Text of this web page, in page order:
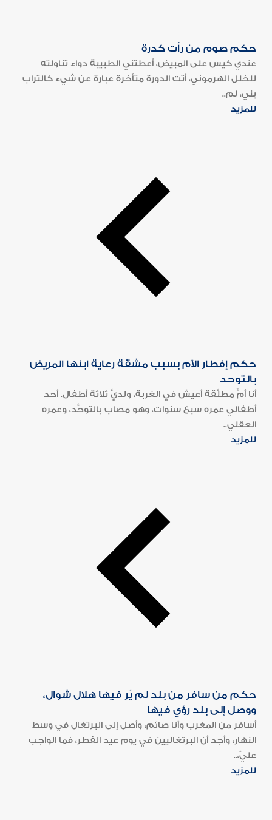
حكم صوم من رأت كدرة
عندي كيس على المبيض، أعطتني الطبيبة دواء تناولته
للخلل الهرموني، أتت الدورة متأخرة عبارة عن شيء كالتراب
بني، لم..
للمزيد
حكم إفطار الأم بسبب مشقة رعاية ابنها المريض
بالتوحد
أنا أمٌّ مطلَّقة أعيش في الغربة، ولديَّ ثلاثة أطفال. أحد
أطفالي عمره سبع سنوات، وهو مصاب بالتوحُّد، وعمره
العقلي..
للمزيد
حكم من سافر من بلد لم يُر فيها هلال شوال،
ووصل إلى بلد رؤي فيها
أسافر من المغرب وأنا صائم، وأصل إلى البرتغال في وسط
النهار، وأجد أن البرتغاليين في يوم عيد الفطر، فما الواجب
عليّ،..
للمزيد